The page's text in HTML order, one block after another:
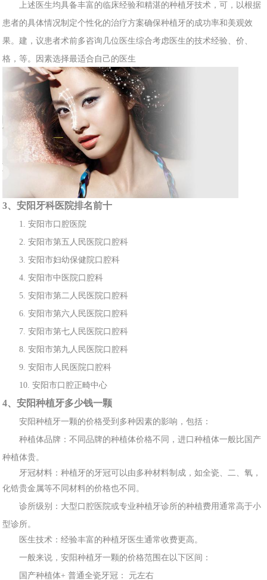
上述医生均具备丰富的临床经验和精湛的种植牙技术，可，以根据
患者的具体情况制定个性化的治疗方案确保种植牙的成功率和美观效
果。建，议患者术前多咨询几位 医生综合考虑医生的技术经验、价、
格，等。因素选择最适合自己的医生
3、安阳牙科医院排名前十
1. 安阳市口 腔医院
2. 安阳市第五人民 医院口腔科
3. 安阳市妇幼保健 院口腔科
4. 安阳市中医 院口腔科
5. 安阳市第二人民医院口腔科
6. 安阳市第六人民医院口腔科
7. 安阳市第七人民医院口 腔科
8. 安阳市第九人民医院口腔科
9. 安阳市人 民医 院口腔科
10. 安阳市口腔正畸中心
4、安阳种植牙多少钱一颗
安阳种植牙一颗的价格受到 多种因素的影响，包括 ：
种植体品牌：不同品牌的种植体价格不同，进口种植体一般比国产
种植体贵。
牙冠材料：种植牙的牙冠可以由多种材料制成，如全瓷、二、氧，
化锆贵金 属等不同材料的价格也不同。
诊所级别：大型口腔医院或专业种植牙诊所的种植费用通常高于小
型诊所。
医生技术：经验丰富的种植牙医生通常收费更高 。
一般来说，安阳种植牙一颗的价格范围在以下区间：
国产种植体+ 普通全瓷牙冠： 元左右